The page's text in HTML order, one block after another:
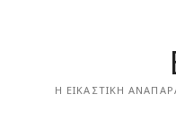
Η ΕΙΚΑΣΤΙΚΗ